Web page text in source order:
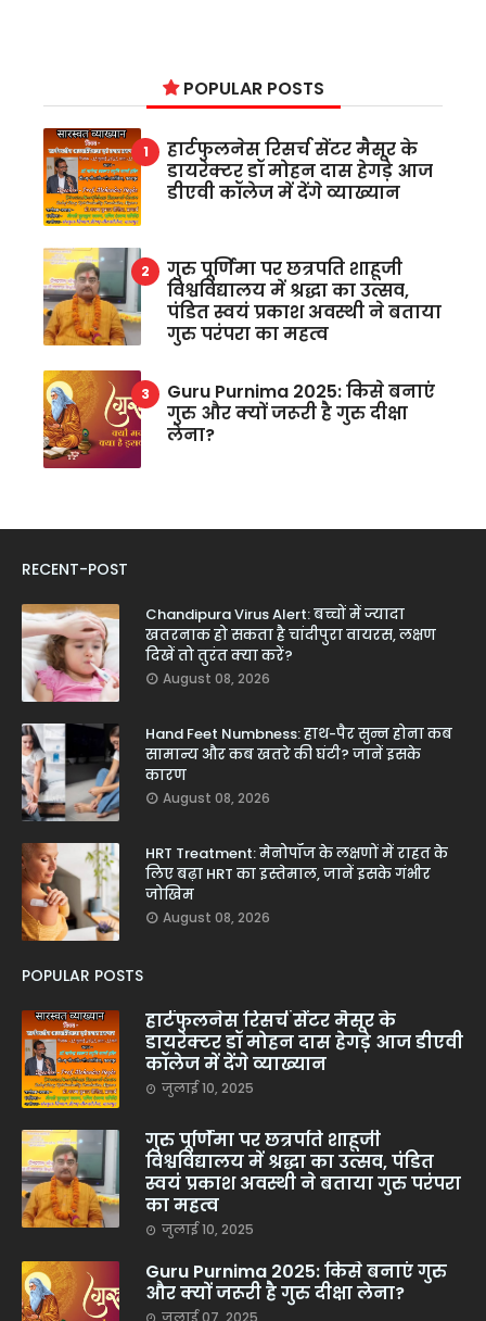
POPULAR POSTS
हार्टफुलनेस रिसर्च सेंटर मैसूर के
डायरेक्टर डॉ मोहन दास हेगड़े आज
डीएवी कॉलेज में देंगे व्याख्यान
गुरु पूर्णिमा पर छत्रपति शाहूजी
विश्वविद्यालय में श्रद्धा का उत्सव,
पंडित स्वयं प्रकाश अवस्थी ने बताया
गुरु परंपरा का महत्व
Guru Purnima 2025: किसे बनाएं
गुरु और क्यों जरूरी है गुरु दीक्षा
लेना?
RECENT-POST
Chandipura Virus Alert: बच्चों में ज्यादा
खतरनाक हो सकता है चांदीपुरा वायरस, लक्षण
दिखें तो तुरंत क्या करें?
August 08, 2026
Hand Feet Numbness: हाथ-पैर सुन्न होना कब
सामान्य और कब खतरे की घंटी? जानें इसके
कारण
August 08, 2026
HRT Treatment: मेनोपॉज के लक्षणों में राहत के
लिए बढ़ा HRT का इस्तेमाल, जानें इसके गंभीर
जोखिम
August 08, 2026
POPULAR POSTS
हार्टफुलनेस रिसर्च सेंटर मैसूर के
डायरेक्टर डॉ मोहन दास हेगड़े आज डीएवी
कॉलेज में देंगे व्याख्यान
जुलाई 10, 2025
गुरु पूर्णिमा पर छत्रपति शाहूजी
विश्वविद्यालय में श्रद्धा का उत्सव, पंडित
स्वयं प्रकाश अवस्थी ने बताया गुरु परंपरा
का महत्व
जुलाई 10, 2025
Guru Purnima 2025: किसे बनाएं गुरु
और क्यों जरूरी है गुरु दीक्षा लेना?
जुलाई 07, 2025